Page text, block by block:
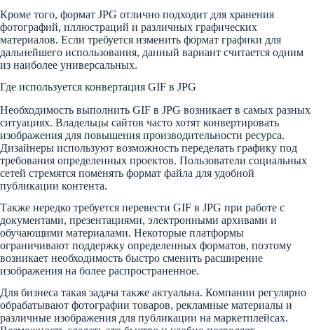
Кроме того, формат JPG отлично подходит для хранения
фотографий, иллюстраций и различных графических
материалов. Если требуется изменить формат графики для
дальнейшего использования, данный вариант считается одним
из наиболее универсальных.
Где используется конвертация GIF в JPG
Необходимость выполнить GIF в JPG возникает в самых разных
ситуациях. Владельцы сайтов часто хотят конвертировать
изображения для повышения производительности ресурса.
Дизайнеры используют возможность переделать графику под
требования определенных проектов. Пользователи социальных
сетей стремятся поменять формат файла для удобной
публикации контента.
Также нередко требуется перевести GIF в JPG при работе с
документами, презентациями, электронными архивами и
обучающими материалами. Некоторые платформы
ограничивают поддержку определенных форматов, поэтому
возникает необходимость быстро сменить расширение
изображения на более распространенное.
Для бизнеса такая задача также актуальна. Компании регулярно
обрабатывают фотографии товаров, рекламные материалы и
различные изображения для публикации на маркетплейсах.